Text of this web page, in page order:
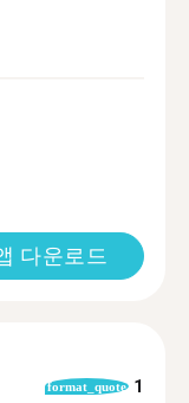
다운로드
format_quote 1